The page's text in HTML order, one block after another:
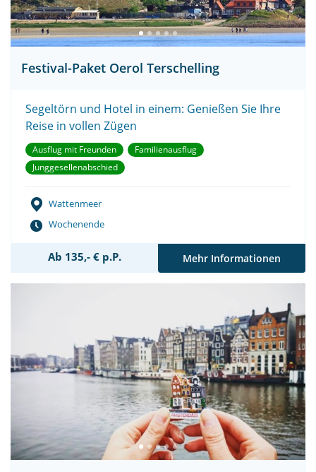
Festival-Paket Oerol Terschelling
Segeltörn und Hotel in einem: Genießen Sie Ihre
Reise in vollen Zügen
Ausflug mit Freunden
Familienausflug
Junggesellenabschied
Wattenmeer
Wochenende
Ab 135,- € p.P. Mehr Informationen